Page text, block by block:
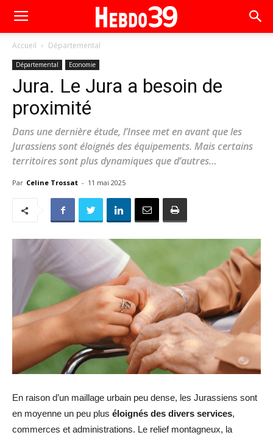
Accueil Départemental
Départemental Economie
Jura. Le Jura a besoin de
proximité
Dans une dernière étude, l’Insee met en avant que les
Jurassiens sont éloignés des équipements. Mais certains
territoires sont plus dynamiques que d’autres…
Par Celine Trossat - 11 mai 2025
En raison d’un maillage urbain peu dense, les Jurassiens sont
en moyenne un peu plus éloignés des divers services,
commerces et administrations. Le relief montagneux, la